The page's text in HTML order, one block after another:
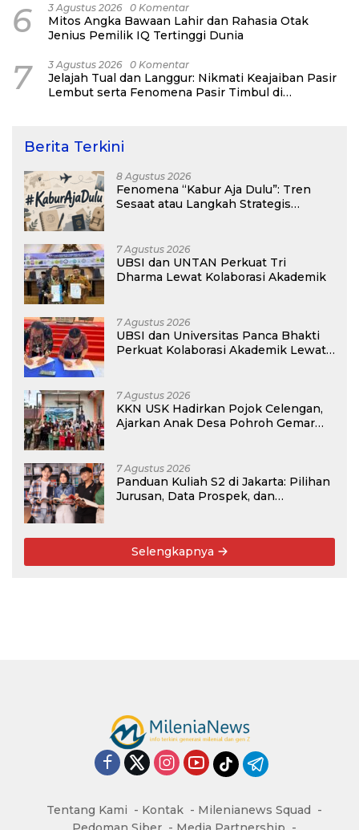
6 3 Agustus 2026 0 Komentar
Mitos Angka Bawaan Lahir dan Rahasia Otak
Jenius Pemilik IQ Tertinggi Dunia
7 3 Agustus 2026 0 Komentar
Jelajah Tual dan Langgur: Nikmati Keajaiban Pasir
Lembut serta Fenomena Pasir Timbul di
Berita Terkini
8 Agustus 2026
Fenomena “Kabur Aja Dulu”: Tren
Sesaat atau Langkah Strategis
7 Agustus 2026
UBSI dan UNTAN Perkuat Tri
Dharma Lewat Kolaborasi Akademik
7 Agustus 2026
UBSI dan Universitas Panca Bhakti
Perkuat Kolaborasi Akademik Lewat
7 Agustus 2026
KKN USK Hadirkan Pojok Celengan,
Ajarkan Anak Desa Pohroh Gemar
7 Agustus 2026
Panduan Kuliah S2 di Jakarta: Pilihan
Jurusan, Data Prospek, dan
Selengkapnya
Tentang Kami Kontak
Milenianews Squad